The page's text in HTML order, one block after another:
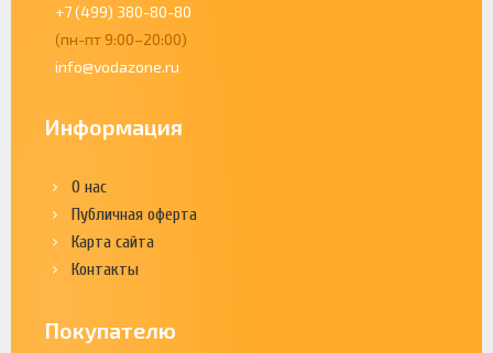
+7 (499) 380-80-80
(пн-пт 9:00–20:00)
info@vodazone.ru
Информация
О нас
Публичная оферта
Карта сайта
Контакты
Покупателю